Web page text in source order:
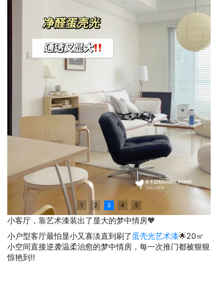
1 2 3 4 5
小客厅，靠艺术漆装出了显大的梦中情房🧡
小户型客厅最怕显小又寡淡直到刷了蛋壳光艺术漆🌟20㎡
小空间直接逆袭温柔治愈的梦中情房，每一次推门都被狠狠
惊艳到‼️